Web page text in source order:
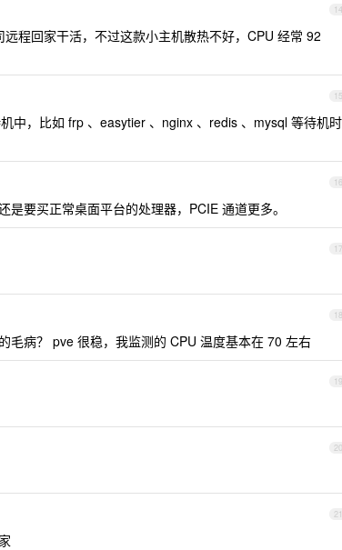
14
程回家干活，不过这款小主机散热不好，CPU 经常 92
15
中，比如 frp 、easytier 、nginx 、redis 、mysql 等待机时
16
要买正常桌面平台的处理器，PCIE 通道更多。
17
18
毛病？ pve 很稳，我监测的 CPU 温度基本在 70 左右
19
20
21